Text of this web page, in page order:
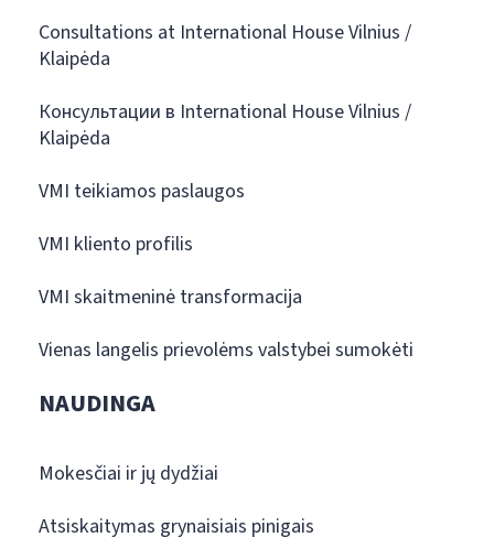
Consultations at International House Vilnius /
Klaipėda
Консультации в International House Vilnius /
Klaipėda
VMI teikiamos paslaugos
VMI kliento profilis
VMI skaitmeninė transformacija
Vienas langelis prievolėms valstybei sumokėti
NAUDINGA
Mokesčiai ir jų dydžiai
Atsiskaitymas grynaisiais pinigais